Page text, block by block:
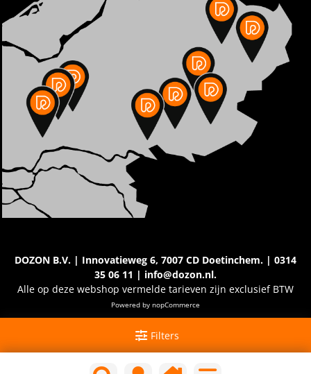
Filters
DOZON B.V. | Innovatieweg 6, 7007 CD Doetinchem. | 0314
35 06 11 | info@dozon.nl.
Alle op deze webshop vermelde tarieven zijn exclusief BTW
Powered by nopCommerce